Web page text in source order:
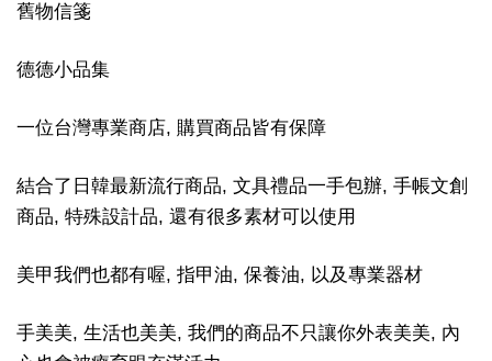
舊物信箋
德德小品集
一位台灣專業商店, 購買商品皆有保障
結合了日韓最新流行商品, 文具禮品一手包辦, 手帳文創
商品, 特殊設計品, 還有很多素材可以使用
美甲我們也都有喔, 指甲油, 保養油, 以及專業器材
手美美, 生活也美美, 我們的商品不只讓你外表美美, 內